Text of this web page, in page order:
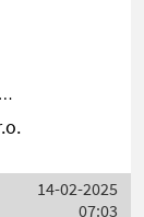
14-02-2025
07:03